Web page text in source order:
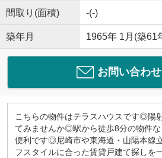
間取り(面積) -(-)
築年月 1965年 1月(築61
お問い合わ
こちらの物件はテラスハウスです◎陽
てみませんか◎駅から徒歩8分の物件
便利です◎尼崎市や東海道・山陽本線
フスタイルに合った賃貸戸建て探し